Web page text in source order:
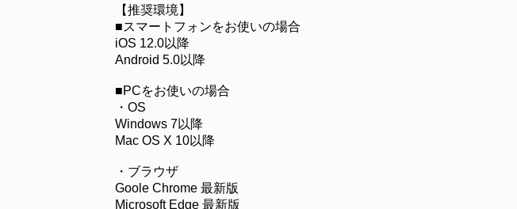
【推奨環境】
■スマートフォンをお使いの場合
iOS 12.0以降
Android 5.0以降
■PCをお使いの場合
・OS
Windows 7以降
Mac OS X 10以降
・ブラウザ
Goole Chrome 最新版
Microsoft Edge 最新版